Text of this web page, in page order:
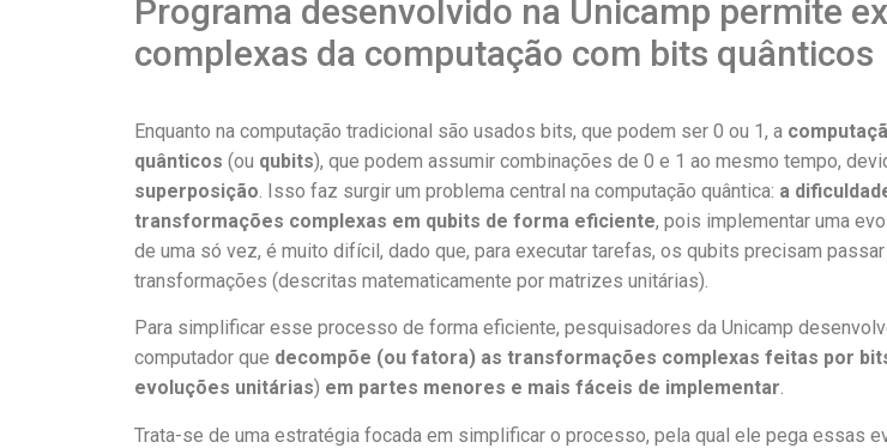
Programa desenvolvido na Unicamp permite
complexas da computação com bits quânticos
Enquanto na computação tradicional são usados bits, que podem ser 0 ou 1, a
quânticos (ou qubits), que podem assumir combinações de 0 e 1 ao mesmo tempo,
superposição. Isso faz surgir um problema central na computação quântica: a
transformações complexas em qubits de forma eficiente, pois implementar uma
de uma só vez, é muito difícil, dado que, para executar tarefas, os qubits precisam
transformações (descritas matematicamente por matrizes unitárias).
Para simplificar esse processo de forma eficiente, pesquisadores da Unicamp
computador que decompõe (ou fatora) as transformações complexas feitas por
evoluções unitárias) em partes menores e mais fáceis de implementar.
Trata-se de uma estratégia focada em simplificar o processo, pela qual ele pega essas